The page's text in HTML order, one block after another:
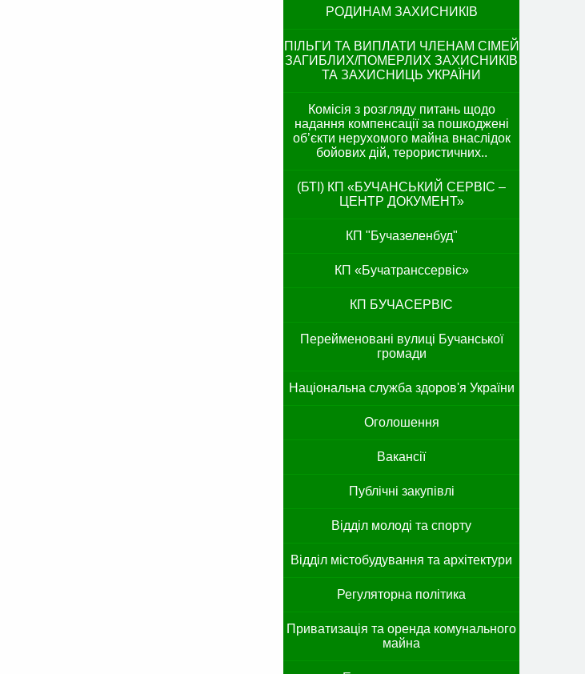
РОДИНАМ ЗАХИСНИКІВ
ПІЛЬГИ ТА ВИПЛАТИ ЧЛЕНАМ СІМЕЙ
ЗАГИБЛИХ/ПОМЕРЛИХ ЗАХИСНИКІВ
ТА ЗАХИСНИЦЬ УКРАЇНИ
Комісія з розгляду питань щодо
надання компенсації за пошкоджені
об’єкти нерухомого майна внаслідок
бойових дій, терористичних..
(БТІ) КП «БУЧАНСЬКИЙ СЕРВІС –
ЦЕНТР ДОКУМЕНТ»
КП "Бучазеленбуд"
КП «Бучатранссервіс»
КП БУЧАСЕРВІС
Перейменовані вулиці Бучанської
громади
Національна служба здоров'я України
Оголошення
Вакансії
Публічні закупівлі
Відділ молоді та спорту
Відділ містобудування та архітектури
Регуляторна політика
Приватизація та оренда комунального
майна